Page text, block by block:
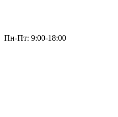
Пн-Пт: 9:00-18:00